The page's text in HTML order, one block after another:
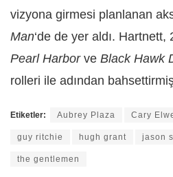
vizyona girmesi planlanan
Man‘de de yer aldı. Hartnett,
Pearl Harborve Black Hawk
rolleri ile adından
Etiketler: Aubrey Plaza Cary
guy ritchie hugh grant jason
the gentlemen